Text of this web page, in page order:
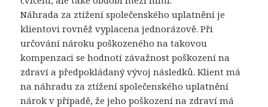
Náhrada za ztížení společenského uplatnění je
klientovi rovněž vyplacena jednorázově. Při
určování nároku poškozeného na takovou
kompenzaci se hodnotí závažnost poškození na
zdraví a předpokládaný vývoj následků. Klient má
na náhradu za ztížení společenského uplatnění
nárok v případě, že jeho poškození na zdraví má